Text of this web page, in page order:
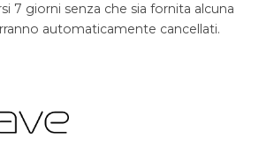
7 giorni senza che sia fornita alcuna
automaticamente cancellati.